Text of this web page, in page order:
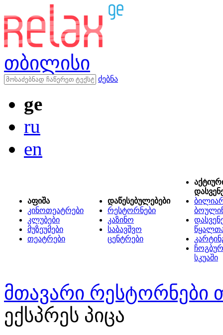
თბილისი
ძებნა
ge
ru
en
აფიშა
კინოთეატრები
კლუბები
მუზეუმები
თეატრები
დაწესებულებები
რესტორნები
კაზინო
საბავშვო
ცენტრები
სკუაში
მთავარი რესტორნები
ექსპრეს პიცა